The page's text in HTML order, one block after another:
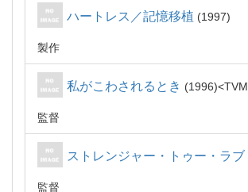
ハートレス／記憶移植 1997
製作
私がこわされるとき 1996 TVM
監督
ストレンジャー・トゥー・ラブ
監督